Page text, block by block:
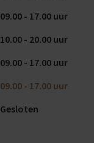
09.00 - 17.00 uur
10.00 - 20.00 uur
09.00 - 17.00 uur
09.00 - 17.00 uur
Gesloten